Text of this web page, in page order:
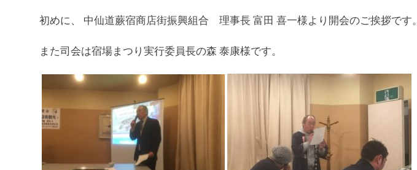
初めに、 中仙道蕨宿商店街振興組合 理事長 富田 喜一様より開会のご挨拶です。
また司会は宿場まつり実行委員長の森 泰康様です。